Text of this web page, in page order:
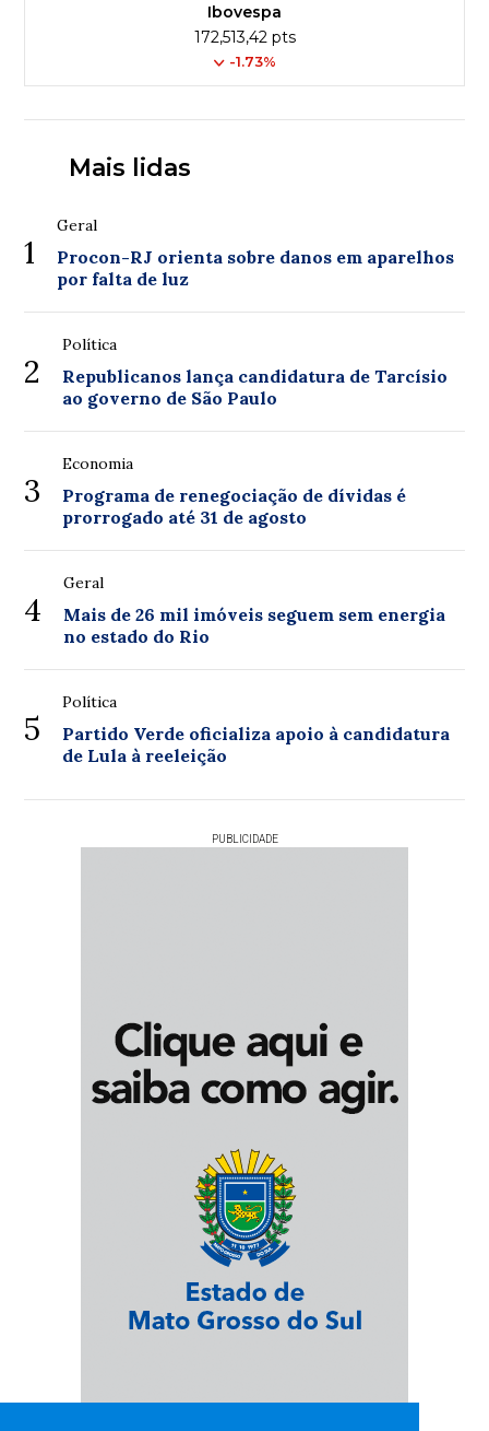
Ibovespa
172,513,42 pts
-1.73%
Mais lidas
1
Geral
Procon-RJ orienta sobre danos em aparelhos
por falta de luz
2
Política
Republicanos lança candidatura de Tarcísio
ao governo de São Paulo
3
Economia
Programa de renegociação de dívidas é
prorrogado até 31 de agosto
4
Geral
Mais de 26 mil imóveis seguem sem energia
no estado do Rio
5
Política
Partido Verde oficializa apoio à candidatura
de Lula à reeleição
PUBLICIDADE